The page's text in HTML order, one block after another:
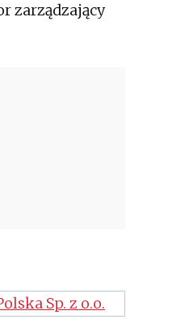
zarządzający